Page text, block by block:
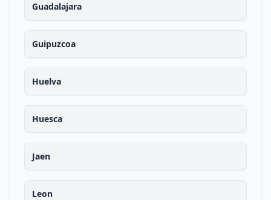
Guadalajara
Guipuzcoa
Huelva
Huesca
Jaen
Leon